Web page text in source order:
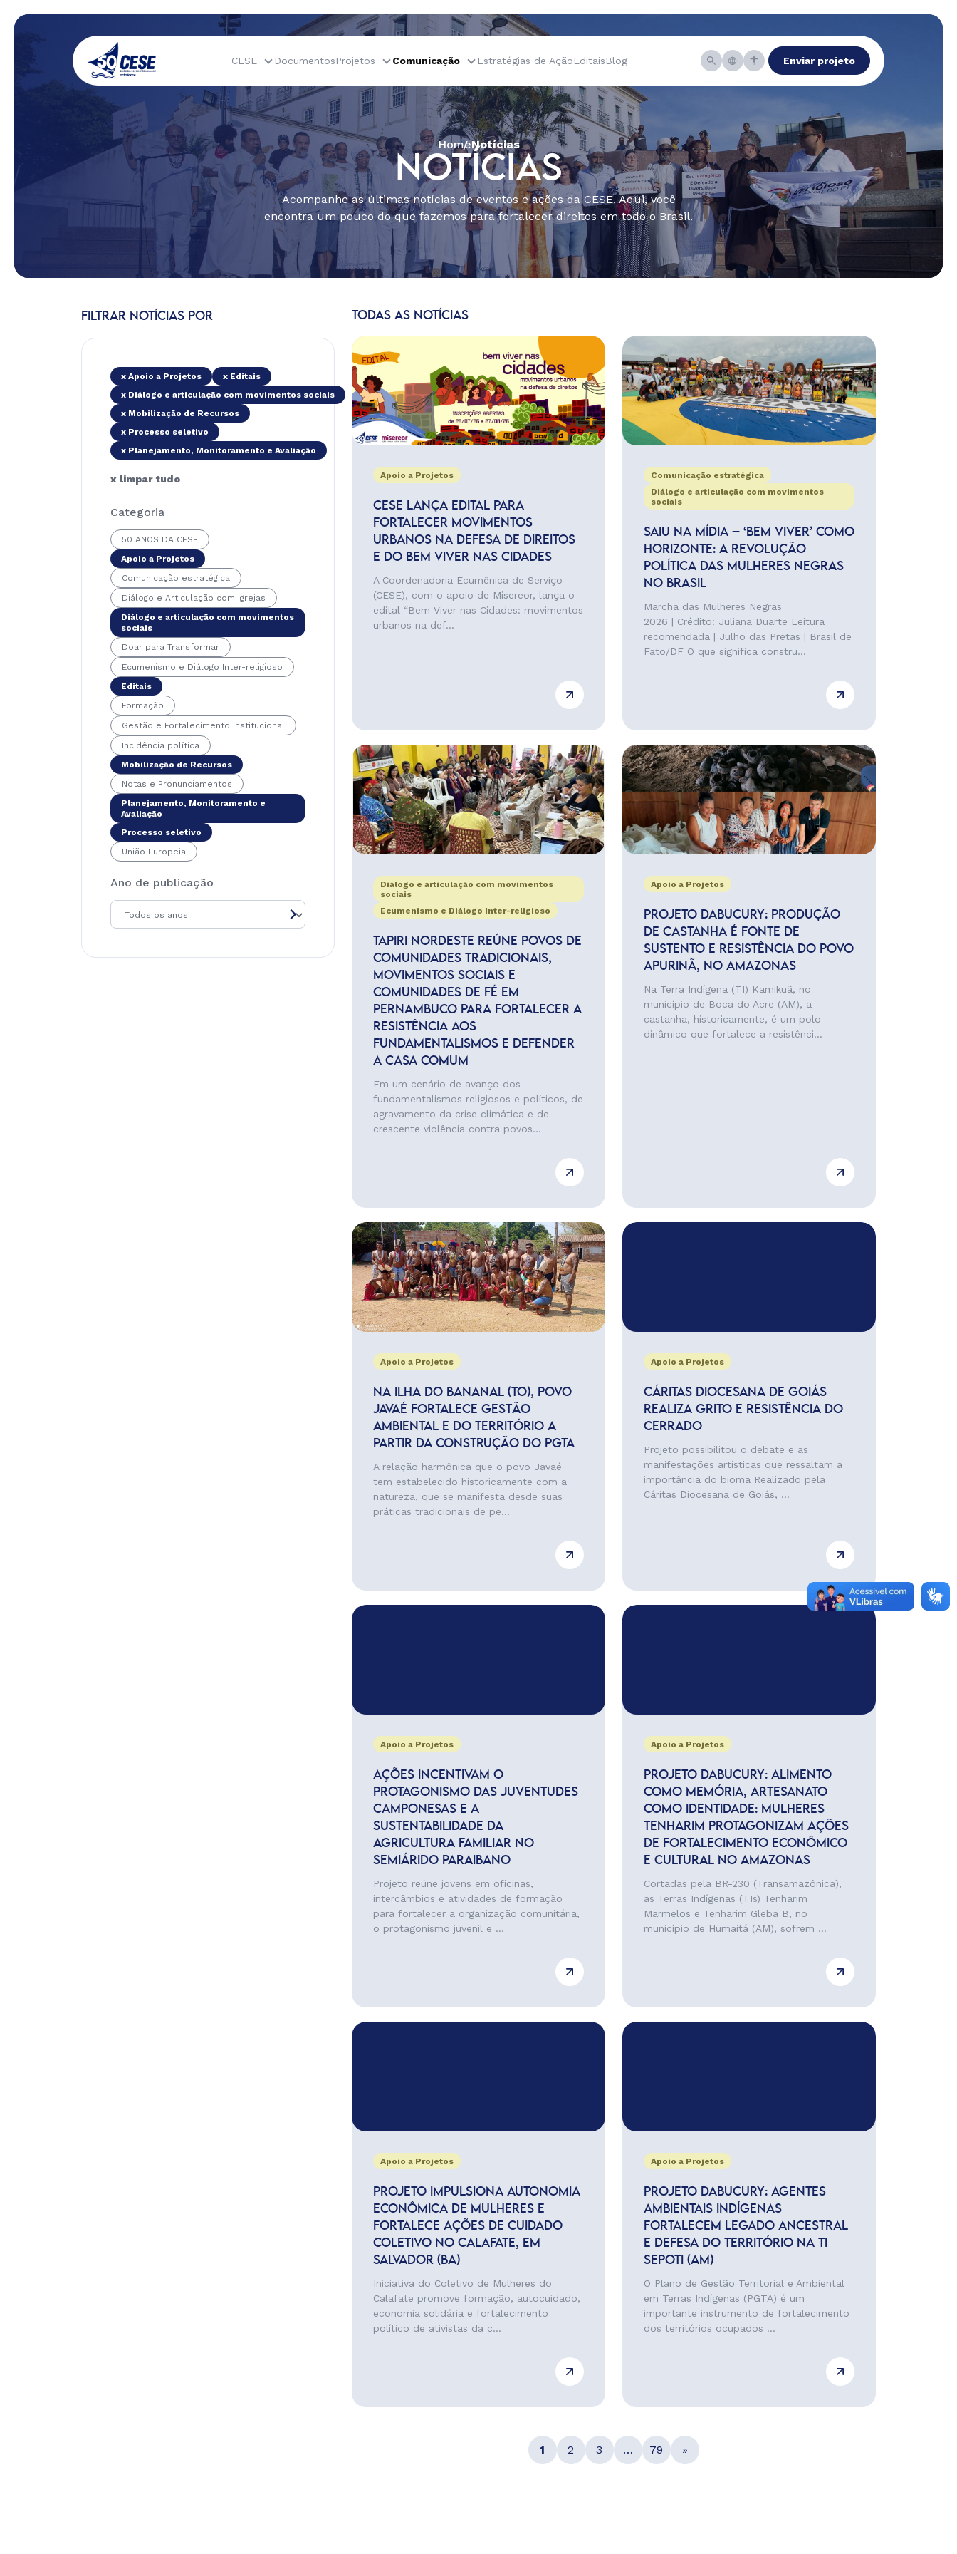
CESE DocumentosProjetos Comunicação Estratégias de AçãoEditaisBlog Enviar projeto
HomeNotícias
NOTÍCIAS
Acompanhe as últimas notícias de eventos e ações da CESE. Aqui, você
encontra um pouco do que fazemos para fortalecer direitos em todo o Brasil.
FILTRAR NOTÍCIAS POR
x Apoio a Projetos
x Editais
x Diálogo e articulação com movimentos sociais
x Mobilização de Recursos
x Processo seletivo
x Planejamento, Monitoramento e Avaliação
x limpar tudo
Categoria
50 ANOS DA CESE
Apoio a Projetos
Comunicação estratégica
Diálogo e Articulação com Igrejas
Diálogo e articulação com movimentos
sociais
Doar para Transformar
Ecumenismo e Diálogo Inter-religioso
Editais
Formação
Gestão e Fortalecimento Institucional
Incidência política
Mobilização de Recursos
Notas e Pronunciamentos
Planejamento, Monitoramento e
Avaliação
Processo seletivo
União Europeia
Ano de publicação
TODAS AS NOTÍCIAS
Apoio a Projetos
CESE LANÇA EDITAL PARA
FORTALECER MOVIMENTOS
URBANOS NA DEFESA DE DIREITOS
E DO BEM VIVER NAS CIDADES
A Coordenadoria Ecumênica de Serviço
(CESE), com o apoio de Misereor, lança o
edital “Bem Viver nas Cidades: movimentos
urbanos na def...
Comunicação estratégica
Diálogo e articulação com movimentos
sociais
SAIU NA MÍDIA – ‘BEM VIVER’ COMO
HORIZONTE: A REVOLUÇÃO
POLÍTICA DAS MULHERES NEGRAS
NO BRASIL
Marcha das Mulheres Negras
2026 | Crédito: Juliana Duarte Leitura
recomendada | Julho das Pretas | Brasil de
Fato/DF O que significa constru...
Diálogo e articulação com movimentos
sociais
Ecumenismo e Diálogo Inter-religioso
TAPIRI NORDESTE REÚNE POVOS DE
COMUNIDADES TRADICIONAIS,
MOVIMENTOS SOCIAIS E
COMUNIDADES DE FÉ EM
PERNAMBUCO PARA FORTALECER A
RESISTÊNCIA AOS
FUNDAMENTALISMOS E DEFENDER
A CASA COMUM
Em um cenário de avanço dos
fundamentalismos religiosos e políticos, de
agravamento da crise climática e de
crescente violência contra povos...
Apoio a Projetos
PROJETO DABUCURY: PRODUÇÃO
DE CASTANHA É FONTE DE
SUSTENTO E RESISTÊNCIA DO POVO
APURINÃ, NO AMAZONAS
Na Terra Indígena (TI) Kamikuã, no
município de Boca do Acre (AM), a
castanha, historicamente, é um polo
dinâmico que fortalece a resistênci...
Apoio a Projetos
NA ILHA DO BANANAL (TO), POVO
JAVAÉ FORTALECE GESTÃO
AMBIENTAL E DO TERRITÓRIO A
PARTIR DA CONSTRUÇÃO DO PGTA
A relação harmônica que o povo Javaé
tem estabelecido historicamente com a
natureza, que se manifesta desde suas
práticas tradicionais de pe...
Apoio a Projetos
CÁRITAS DIOCESANA DE GOIÁS
REALIZA GRITO E RESISTÊNCIA DO
CERRADO
Projeto possibilitou o debate e as
manifestações artísticas que ressaltam a
importância do bioma Realizado pela
Cáritas Diocesana de Goiás, ...
Apoio a Projetos
AÇÕES INCENTIVAM O
PROTAGONISMO DAS JUVENTUDES
CAMPONESAS E A
SUSTENTABILIDADE DA
AGRICULTURA FAMILIAR NO
SEMIÁRIDO PARAIBANO
Projeto reúne jovens em oficinas,
intercâmbios e atividades de formação
para fortalecer a organização comunitária,
o protagonismo juvenil e ...
Apoio a Projetos
PROJETO DABUCURY: ALIMENTO
COMO MEMÓRIA, ARTESANATO
COMO IDENTIDADE: MULHERES
TENHARIM PROTAGONIZAM AÇÕES
DE FORTALECIMENTO ECONÔMICO
E CULTURAL NO AMAZONAS
Cortadas pela BR-230 (Transamazônica),
as Terras Indígenas (TIs) Tenharim
Marmelos e Tenharim Gleba B, no
município de Humaitá (AM), sofrem ...
Apoio a Projetos
PROJETO IMPULSIONA AUTONOMIA
ECONÔMICA DE MULHERES E
FORTALECE AÇÕES DE CUIDADO
COLETIVO NO CALAFATE, EM
SALVADOR (BA)
Iniciativa do Coletivo de Mulheres do
Calafate promove formação, autocuidado,
economia solidária e fortalecimento
político de ativistas da c...
Apoio a Projetos
PROJETO DABUCURY: AGENTES
AMBIENTAIS INDÍGENAS
FORTALECEM LEGADO ANCESTRAL
E DEFESA DO TERRITÓRIO NA TI
SEPOTI (AM)
O Plano de Gestão Territorial e Ambiental
em Terras Indígenas (PGTA) é um
importante instrumento de fortalecimento
dos territórios ocupados ...
1 2 3 … 79 »